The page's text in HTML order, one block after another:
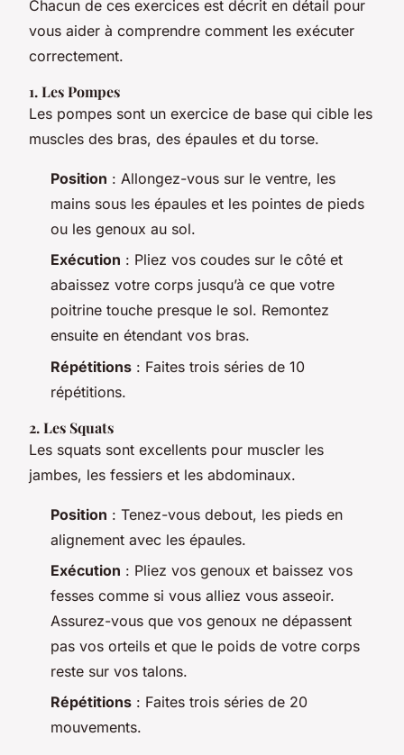
Chacun de ces exercices est décrit en détail pour
vous aider à comprendre comment les exécuter
correctement.
1. Les Pompes
Les pompes sont un exercice de base qui cible les
muscles des bras, des épaules et du torse.
Position : Allongez-vous sur le ventre, les
mains sous les épaules et les pointes de pieds
ou les genoux au sol.
Exécution : Pliez vos coudes sur le côté et
abaissez votre corps jusqu’à ce que votre
poitrine touche presque le sol. Remontez
ensuite en étendant vos bras.
Répétitions : Faites trois séries de 10
répétitions.
2. Les Squats
Les squats sont excellents pour muscler les
jambes, les fessiers et les abdominaux.
Position : Tenez-vous debout, les pieds en
alignement avec les épaules.
Exécution : Pliez vos genoux et baissez vos
fesses comme si vous alliez vous asseoir.
Assurez-vous que vos genoux ne dépassent
pas vos orteils et que le poids de votre corps
reste sur vos talons.
Répétitions : Faites trois séries de 20
mouvements.